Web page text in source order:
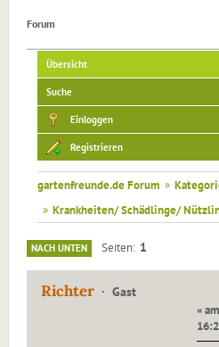
Forum
Übersicht
Suche
Einloggen
Registrieren
gartenfreunde.de Forum »
» Krankheiten/ Schädlinge/
NACH UNTEN Seiten 1
Richter Gast
«